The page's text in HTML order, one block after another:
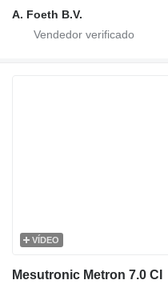
A. Foeth B.V.
VÍDEO
Mesutronic Metron 7.0 CI